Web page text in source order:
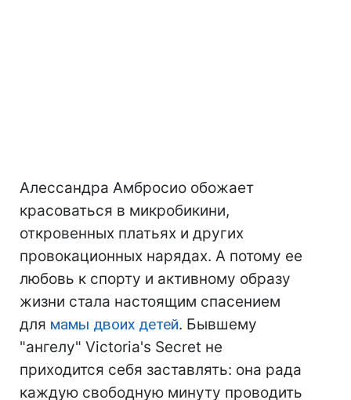
Алессандра Амбросио обожает
красоваться в микробикини,
откровенных платьях и других
провокационных нарядах. А потому ее
любовь к спорту и активному образу
жизни стала настоящим спасением
для мамы двоих детей. Бывшему
"ангелу" Victoria's Secret не
приходится себя заставлять: она рада
каждую свободную минуту проводить